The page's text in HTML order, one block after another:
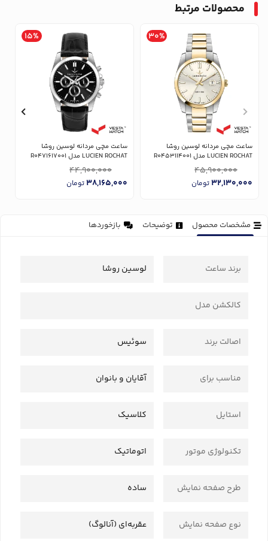
محصولات مرتبط
ساعت مچی مردانه لوسین روشا
LUCIEN ROCHAT مدل R0453114001
30%
45,900,000
32,130,000تومان
ساعت مچی مردانه لوسین روشا
LUCIEN ROCHAT مدل R0471617001
15%
44,900,000
38,165,000تومان
مشخصات محصول توضیحات بازخوردها
برند ساعت لوسین روشا
کالکشن مدل
اصالت برند سوئیس
مناسب برای آقایان و بانوان
استایل کلاسیک
تکنولوژی موتور اتوماتیک
طرح صفحه نمایش ساده
نوع صفحه نمایش عقربه‌ای (آنالوگ)